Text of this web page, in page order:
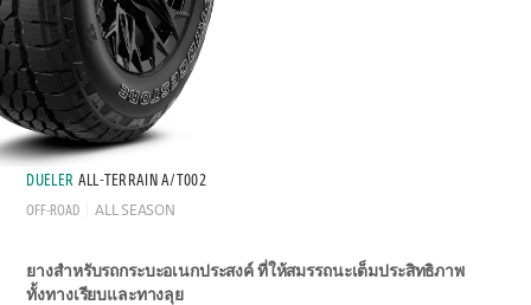
DUELER ALL-TERRAIN A/T002
OFF-ROAD ALL SEASON
ยางสำหรับรถกระบะอเนกประสงค์ ที่ให้สมรรถนะเต็มประสิทธิภาพ
ทั้งทางเรียบและทางลุย